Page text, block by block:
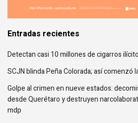
Entradas recientes
Detectan casi 10 millones de cigarros
SCJN blinda Peña Colorada; así comenzó
Golpe al crimen en nueve estados:
desde Querétaro y destruyen
mdp